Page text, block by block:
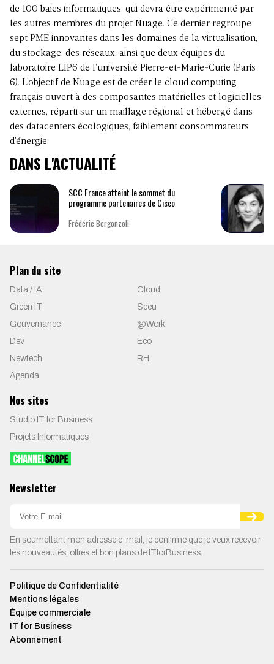
de 100 baies informatiques, qui devra être expérimenté par
les autres membres du projet Nuage. Ce dernier regroupe
sept PME innovantes dans les domaines de la virtualisation,
du stockage, des réseaux, ainsi que deux équipes du
laboratoire LIP6 de l’université Pierre-et-Marie-Curie (Paris
6). L’objectif de Nuage est de créer le cloud computing
français ouvert à des composantes matérielles et logicielles
externes, réparti sur un maillage régional et hébergé dans
des datacenters écologiques, faiblement consommateurs
d’énergie.
DANS L'ACTUALITÉ
SCC France atteint le sommet du
programme partenaires de Cisco
Frédéric Bergonzoli
Plan du site
Data / IA
Cloud
Green IT
Secu
Gouvernance
@Work
Dev
Eco
Newtech
RH
Agenda
Nos sites
Studio IT for Business
Projets Informatiques
Newsletter
En soumettant mon adresse e-mail, je confirme que je veux recevoir
les nouveautés, offres et bon plans de ITforBusiness.
Politique de Confidentialité
Mentions légales
Équipe commerciale
IT for Business
Abonnement